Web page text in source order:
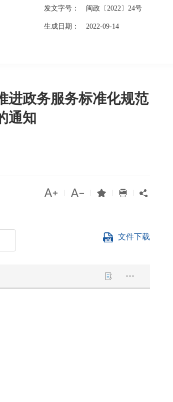
发文字号： 闽政〔2022〕24号
生成日期： 2022-09-14
进政务服务标准化规范
通知
    
文件下载